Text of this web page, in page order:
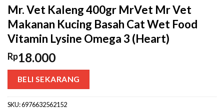
Mr. Vet Kaleng 400gr MrVet Mr Vet
Makanan Kucing Basah Cat Wet Food
Vitamin Lysine Omega 3 (Heart)
Rp18.000
BELI SEKARANG
SKU:6976632562152